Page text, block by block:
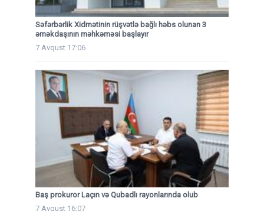
Səfərbərlik Xidmətinin rüşvətlə bağlı həbs olunan 3
əməkdaşının məhkəməsi başlayır
7 Avqust 17:06
Baş prokuror Laçın və Qubadlı rayonlarında olub
7 Avqust 16:07